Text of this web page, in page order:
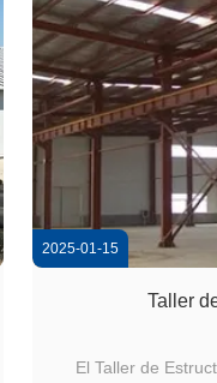
2025-01-15
Taller
El Taller de